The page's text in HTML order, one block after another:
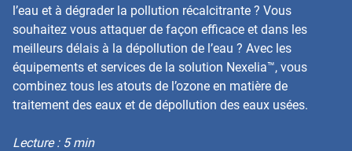
l’eau et à dégrader la pollution récalcitrante ? Vous
souhaitez vous attaquer de façon efficace et dans les
meilleurs délais à la dépollution de l’eau ? Avec les
équipements et services de la solution Nexelia™, vous
combinez tous les atouts de l’ozone en matière de
traitement des eaux et de dépollution des eaux usées.
Lecture : 5 min